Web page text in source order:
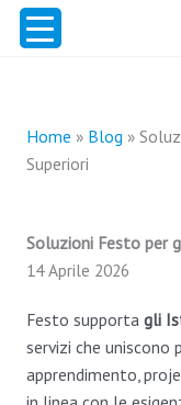
Home » Blog »
Superiori
Soluzioni Festo per
14 Aprile 2026
Festo supporta gli
servizi che
apprendimento,